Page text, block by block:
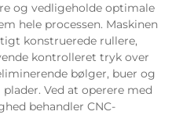
og vedligeholde optimale
hele processen. Maskinen
konstruerede rullere,
kontrolleret tryk over
bølger, buer og
Ved at operere med
behandler CNC-